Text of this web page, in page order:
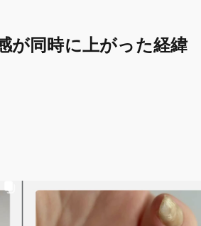
が同時に上がった経緯